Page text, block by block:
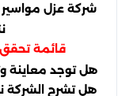
شركة عزل مواسير
قائمة
هل توجد معاينة
هل تشرح الشركة